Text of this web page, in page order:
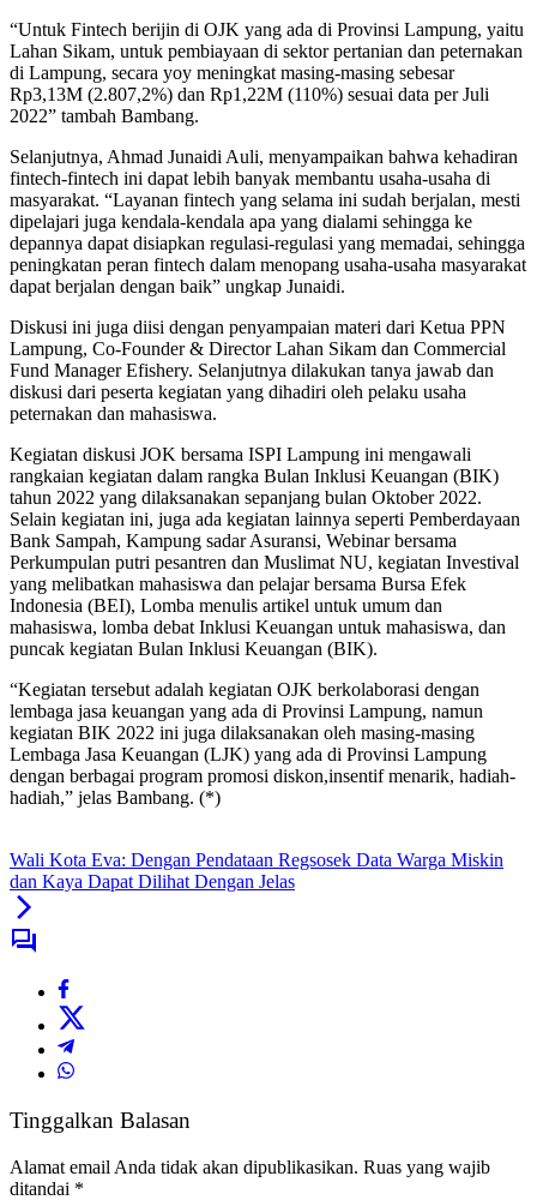
“Untuk Fintech berijin di OJK yang ada di Provinsi Lampung, yaitu
Lahan Sikam, untuk pembiayaan di sektor pertanian dan peternakan
di Lampung, secara yoy meningkat masing-masing sebesar
Rp3,13M (2.807,2%) dan Rp1,22M (110%) sesuai data per Juli
2022” tambah Bambang.
Selanjutnya, Ahmad Junaidi Auli, menyampaikan bahwa kehadiran
fintech-fintech ini dapat lebih banyak membantu usaha-usaha di
masyarakat. “Layanan fintech yang selama ini sudah berjalan, mesti
dipelajari juga kendala-kendala apa yang dialami sehingga ke
depannya dapat disiapkan regulasi-regulasi yang memadai, sehingga
peningkatan peran fintech dalam menopang usaha-usaha masyarakat
dapat berjalan dengan baik” ungkap Junaidi.
Diskusi ini juga diisi dengan penyampaian materi dari Ketua PPN
Lampung, Co-Founder & Director Lahan Sikam dan Commercial
Fund Manager Efishery. Selanjutnya dilakukan tanya jawab dan
diskusi dari peserta kegiatan yang dihadiri oleh pelaku usaha
peternakan dan mahasiswa.
Kegiatan diskusi JOK bersama ISPI Lampung ini mengawali
rangkaian kegiatan dalam rangka Bulan Inklusi Keuangan (BIK)
tahun 2022 yang dilaksanakan sepanjang bulan Oktober 2022.
Selain kegiatan ini, juga ada kegiatan lainnya seperti Pemberdayaan
Bank Sampah, Kampung sadar Asuransi, Webinar bersama
Perkumpulan putri pesantren dan Muslimat NU, kegiatan Investival
yang melibatkan mahasiswa dan pelajar bersama Bursa Efek
Indonesia (BEI), Lomba menulis artikel untuk umum dan
mahasiswa, lomba debat Inklusi Keuangan untuk mahasiswa, dan
puncak kegiatan Bulan Inklusi Keuangan (BIK).
“Kegiatan tersebut adalah kegiatan OJK berkolaborasi dengan
lembaga jasa keuangan yang ada di Provinsi Lampung, namun
kegiatan BIK 2022 ini juga dilaksanakan oleh masing-masing
Lembaga Jasa Keuangan (LJK) yang ada di Provinsi Lampung
dengan berbagai program promosi diskon,insentif menarik, hadiah-
hadiah,” jelas Bambang. (*)
Wali Kota Eva: Dengan Pendataan Regsosek Data Warga Miskin
dan Kaya Dapat Dilihat Dengan Jelas
Tinggalkan Balasan
Alamat email Anda tidak akan dipublikasikan. Ruas yang wajib
ditandai *